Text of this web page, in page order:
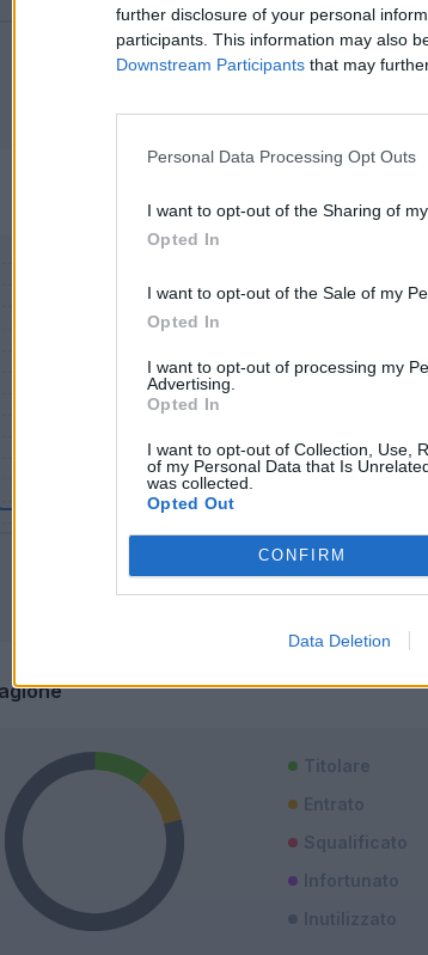
further disclosure of your personal
participants. This information may also
Downstream Participants that may
Personal Data Processing Opt Outs
I want to opt-out of the Sharing of
Opted In
I want to opt-out of the Sale of my
Opted In
I want to opt-out of processing my
Advertising.
Opted In
I want to opt-out of Collection, Use,
of my Personal Data that Is
was collected.
Opted Out
CONFIRM
Data Deletion
Bonus Malus
Titolare
Entrato
Squalificato
Infortunato